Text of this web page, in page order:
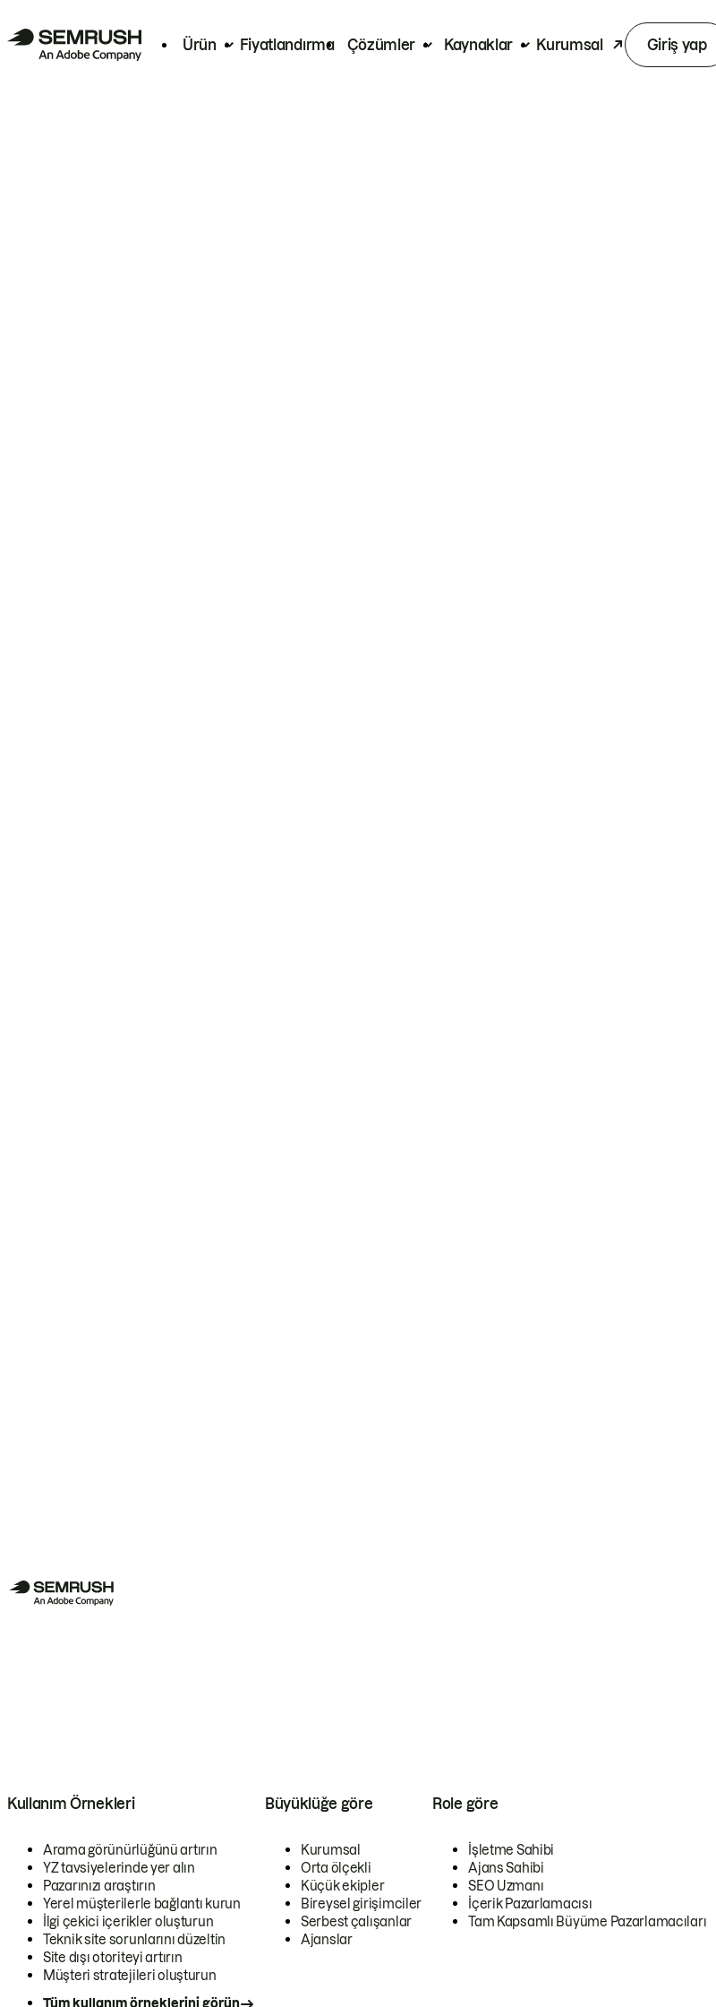
Ürün Fiyatlandırma Çözümler Kaynaklar Kurumsal Giriş yap
Kullanım Örnekleri
Arama görünürlüğünü artırın
YZ tavsiyelerinde yer alın
Pazarınızı araştırın
Yerel müşterilerle bağlantı kurun
İlgi çekici içerikler oluşturun
Teknik site sorunlarını düzeltin
Site dışı otoriteyi artırın
Müşteri stratejileri oluşturun
Tüm kullanım örneklerini görün
Büyüklüğe göre
Kurumsal
Orta ölçekli
Küçük ekipler
Bireysel girişimciler
Serbest çalışanlar
Ajanslar
Role göre
İşletme Sahibi
Ajans Sahibi
SEO Uzmanı
İçerik Pazarlamacısı
Tam Kapsamlı Büyüme Pazarlamacıları